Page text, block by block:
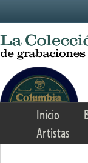
Inicio
Artistas